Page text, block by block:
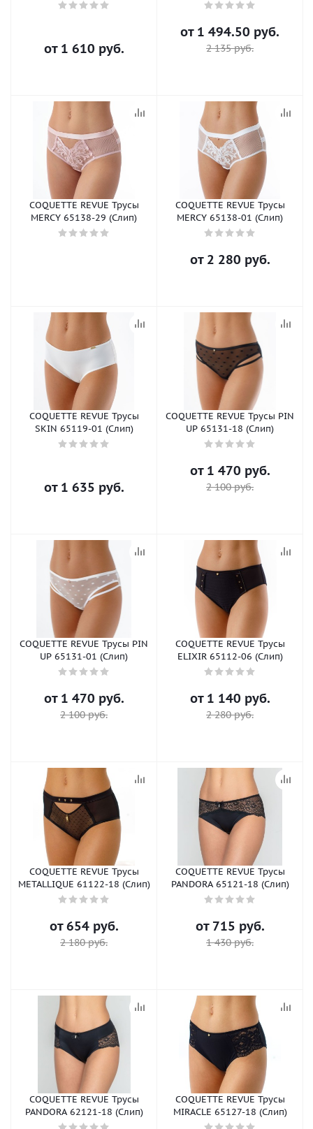
от 1 610 руб.
от 1 494.50 руб.
2 135 руб.
COQUETTE REVUE Трусы
MERCY 65138-29 (Слип)
COQUETTE REVUE Трусы
MERCY 65138-01 (Слип)
от 2 280 руб.
COQUETTE REVUE Трусы
SKIN 65119-01 (Слип)
от 1 635 руб.
COQUETTE REVUE Трусы PIN
UP 65131-18 (Слип)
от 1 470 руб.
2 100 руб.
COQUETTE REVUE Трусы PIN
UP 65131-01 (Слип)
от 1 470 руб.
2 100 руб.
COQUETTE REVUE Трусы
ELIXIR 65112-06 (Слип)
от 1 140 руб.
2 280 руб.
COQUETTE REVUE Трусы
METALLIQUE 61122-18 (Слип)
от654 руб.
2 180 руб.
COQUETTE REVUE Трусы
PANDORA 65121-18 (Слип)
от 715 руб.
1 430 руб.
COQUETTE REVUE Трусы
PANDORA 62121-18 (Слип)
COQUETTE REVUE Трусы
MIRACLE 65127-18 (Слип)